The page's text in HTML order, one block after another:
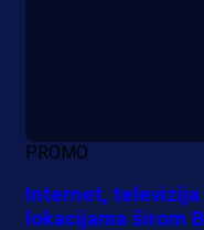
PROMO
Internet,
lokacijama širom